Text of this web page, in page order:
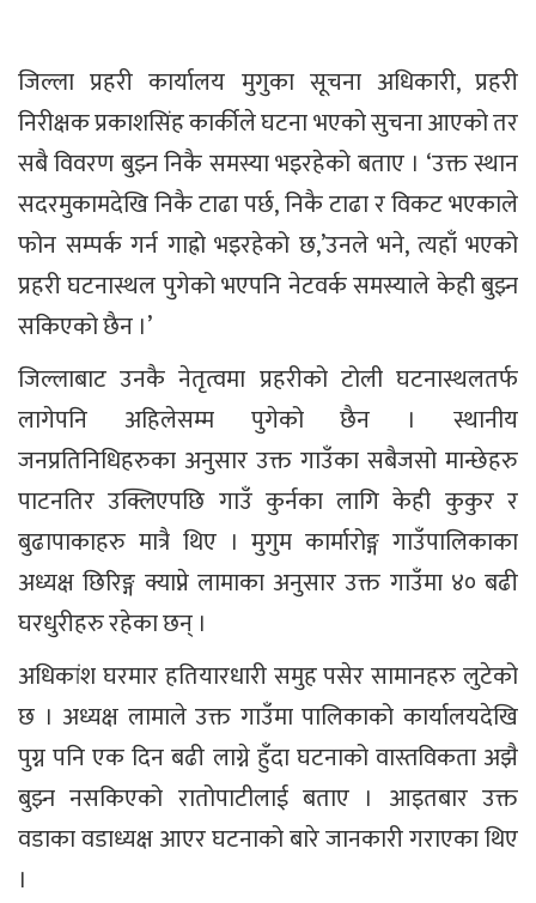
जिल्ला प्रहरी कार्यालय मुगुका सूचना अधिकारी, प्रहरी
निरीक्षक प्रकाशसिंह कार्कीले घटना भएको सुचना आएको तर
सबै विवरण बुझ्न निकै समस्या भइरहेको बताए । ‘उक्त स्थान
सदरमुकामदेखि निकै टाढा पर्छ, निकै टाढा र विकट भएकाले
फोन सम्पर्क गर्न गाह्रो भइरहेको छ,’उनले भने, त्यहाँ भएको
प्रहरी घटनास्थल पुगेको भएपनि नेटवर्क समस्याले केही बुझ्न
सकिएको छैन ।’
जिल्लाबाट उनकै नेतृत्वमा प्रहरीको टोली घटनास्थलतर्फ
लागेपनि अहिलेसम्म पुगेको छैन । स्थानीय
जनप्रतिनिधिहरुका अनुसार उक्त गाउँका सबैजसो मान्छेहरु
पाटनतिर उक्लिएपछि गाउँ कुर्नका लागि केही कुकुर र
बुढापाकाहरु मात्रै थिए । मुगुम कार्मारोङ्ग गाउँपालिकाका
अध्यक्ष छिरिङ्ग क्याप्ने लामाका अनुसार उक्त गाउँमा ४० बढी
घरधुरीहरु रहेका छन् ।
अधिकांश घरमार हतियारधारी समुह पसेर सामानहरु लुटेको
छ । अध्यक्ष लामाले उक्त गाउँमा पालिकाको कार्यालयदेखि
पुग्न पनि एक दिन बढी लाग्ने हुँदा घटनाको वास्तविकता अझै
बुझ्न नसकिएको रातोपाटीलाई बताए । आइतबार उक्त
वडाका वडाध्यक्ष आएर घटनाको बारे जानकारी गराएका थिए
।